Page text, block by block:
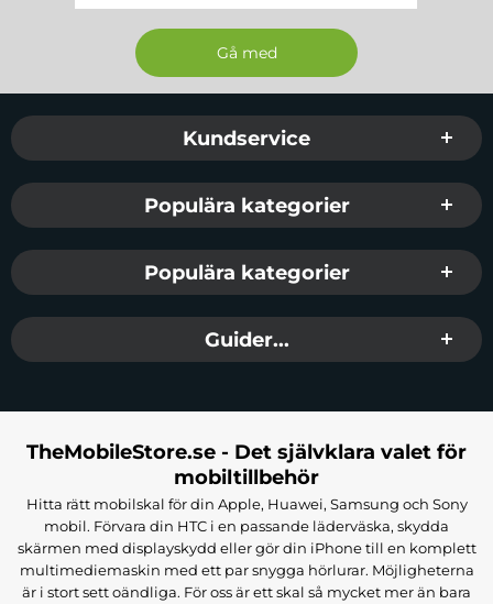
Sidfot Blandad info och länkar
Kundservice
Populära kategorier
Populära kategorier
Guider...
TheMobileStore.se - Det självklara valet för
mobiltillbehör
Hitta rätt mobilskal för din Apple, Huawei, Samsung och Sony
mobil. Förvara din HTC i en passande läderväska, skydda
skärmen med displayskydd eller gör din iPhone till en komplett
multimediemaskin med ett par snygga hörlurar. Möjligheterna
är i stort sett oändliga. För oss är ett skal så mycket mer än bara